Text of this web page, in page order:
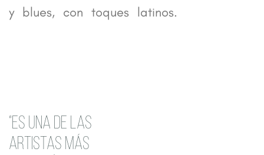
y blues, con toques latinos.
“ES UNA DE LAS
ARTISTAS MÁS